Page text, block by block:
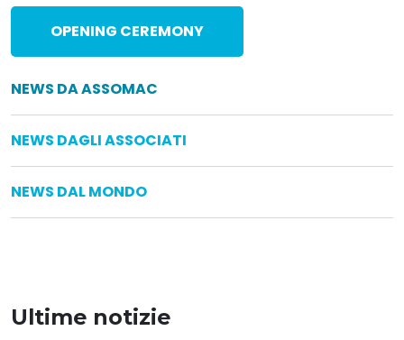
OPENING CEREMONY
NEWS DA ASSOMAC
NEWS DAGLI ASSOCIATI
NEWS DAL MONDO
Ultime notizie